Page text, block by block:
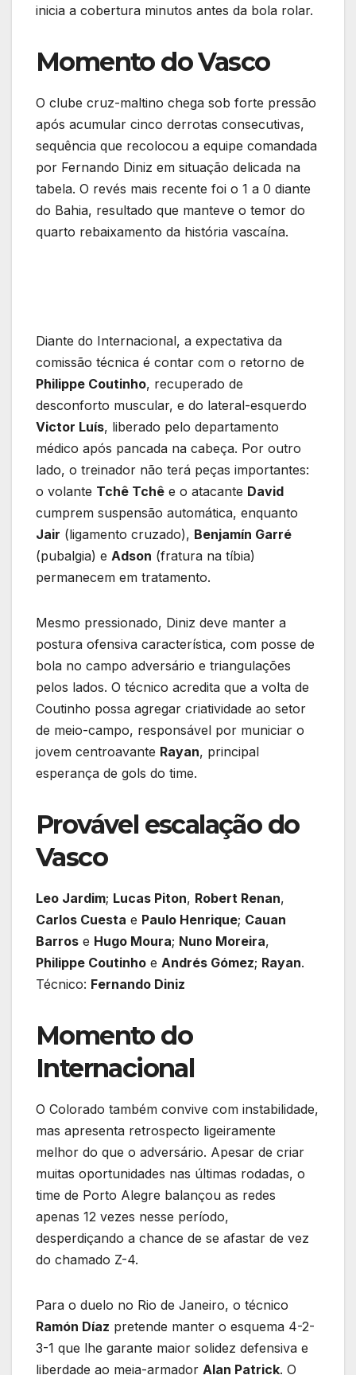
inicia a cobertura minutos antes da bola rolar.
Momento do Vasco
O clube cruz-maltino chega sob forte pressão
após acumular cinco derrotas consecutivas,
sequência que recolocou a equipe comandada
por Fernando Diniz em situação delicada na
tabela. O revés mais recente foi o 1 a 0 diante
do Bahia, resultado que manteve o temor do
quarto rebaixamento da história vascaína.
Diante do Internacional, a expectativa da
comissão técnica é contar com o retorno de
Philippe Coutinho, recuperado de
desconforto muscular, e do lateral-esquerdo
Victor Luís, liberado pelo departamento
médico após pancada na cabeça. Por outro
lado, o treinador não terá peças importantes:
o volante Tchê Tchê e o atacante David
cumprem suspensão automática, enquanto
Jair (ligamento cruzado), Benjamín Garré
(pubalgia) e Adson (fratura na tíbia)
permanecem em tratamento.
Mesmo pressionado, Diniz deve manter a
postura ofensiva característica, com posse de
bola no campo adversário e triangulações
pelos lados. O técnico acredita que a volta de
Coutinho possa agregar criatividade ao setor
de meio-campo, responsável por municiar o
jovem centroavante Rayan, principal
esperança de gols do time.
Provável escalação do
Vasco
Leo Jardim; Lucas Piton, Robert Renan,
Carlos Cuesta e Paulo Henrique; Cauan
Barros e Hugo Moura; Nuno Moreira,
Philippe Coutinho e Andrés Gómez; Rayan.
Técnico: Fernando Diniz
Momento do
Internacional
O Colorado também convive com instabilidade,
mas apresenta retrospecto ligeiramente
melhor do que o adversário. Apesar de criar
muitas oportunidades nas últimas rodadas, o
time de Porto Alegre balançou as redes
apenas 12 vezes nesse período,
desperdiçando a chance de se afastar de vez
do chamado Z-4.
Para o duelo no Rio de Janeiro, o técnico
Ramón Díaz pretende manter o esquema 4-2-
3-1 que lhe garante maior solidez defensiva e
liberdade ao meia-armador Alan Patrick. O